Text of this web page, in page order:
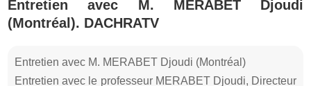
Entretien avec M. MERABET Djoudi
(Montréal). DACHRATV
Entretien avec M. MERABET Djoudi (Montréal)
Entretien avec le professeur MERABET Djoudi, Directeur